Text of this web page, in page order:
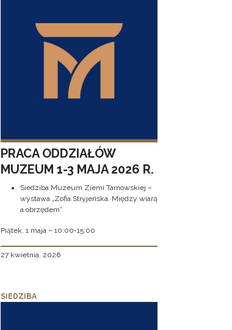
PRACA ODDZIAŁÓW
MUZEUM 1-3 MAJA 2026 R.
Siedziba Muzeum Ziemi Tarnowskiej –
wystawa „Zofia Stryjeńska. Między wiarą
a obrzędem”
Piątek, 1 maja – 10:00-15:00
27 kwietnia, 2026
SIEDZIBA